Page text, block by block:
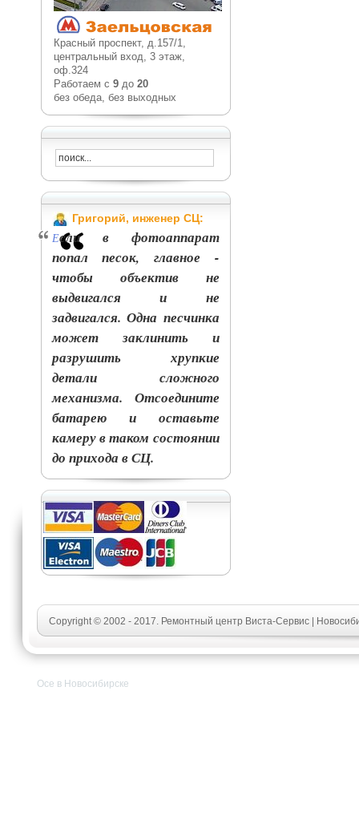
Красный проспект, д.157/1,
центральный вход, 3 этаж,
оф.324
Работаем с 9до 20
без обеда, без выходных
Григорий, инженер СЦ:
Если в фотоаппарат
попал песок, главное -
чтобы объектив не
выдвигался и не
задвигался. Одна песчинка
может заклинить и
разрушить хрупкие
детали сложного
механизма. Отсоедините
батарею и оставьте
камеру в таком состоянии
до прихода в СЦ.
Copyright © 2002 - 2017. Ремонтный центр Виста-Сервис |
Oce в Новосибирске